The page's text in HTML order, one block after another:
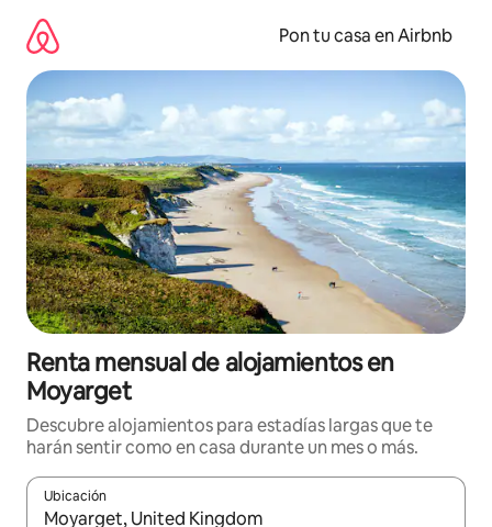
contenido
Pon tu casa en Airbnb
Renta mensual de alojamientos en
Moyarget
Descubre alojamientos para estadías largas que te
harán sentir como en casa durante un mes o más.
Ubicación
Cuando los resultados estén disponibles, navega con las